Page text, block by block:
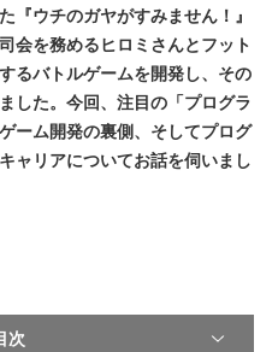
『ウチのガヤがすみません！』
会を務めるヒロミさんとフット
るバトルゲームを開発し、その
した。今回、注目の「プログラ
ーム開発の裏側、そしてプログ
ャリアについてお話を伺いまし
次